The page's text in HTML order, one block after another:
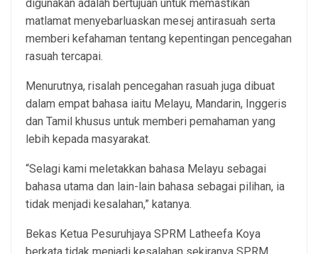
digunakan adalah bertujuan untuk memastikan
matlamat menyebarluaskan mesej antirasuah serta
memberi kefahaman tentang kepentingan pencegahan
rasuah tercapai.
Menurutnya, risalah pencegahan rasuah juga dibuat
dalam empat bahasa iaitu Melayu, Mandarin, Inggeris
dan Tamil khusus untuk memberi pemahaman yang
lebih kepada masyarakat.
“Selagi kami meletakkan bahasa Melayu sebagai
bahasa utama dan lain-lain bahasa sebagai pilihan, ia
tidak menjadi kesalahan,” katanya.
Bekas Ketua Pesuruhjaya SPRM Latheefa Koya